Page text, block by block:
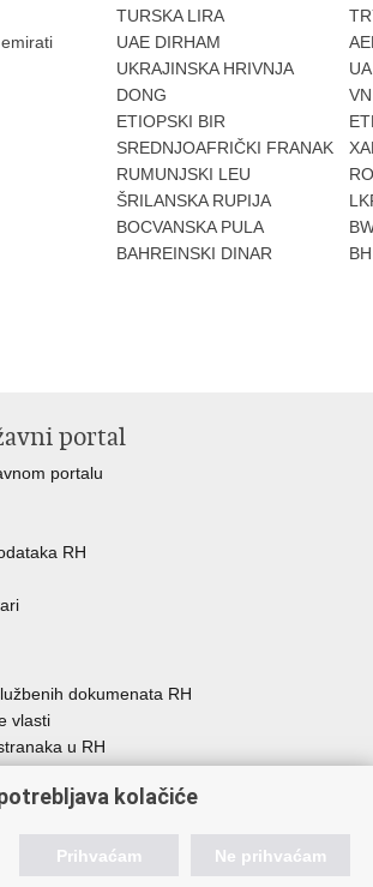
TURSKA LIRA
UAE DIRHAM
UKRAJINSKA HRIVNJA
DONG
ETIOPSKI BIR
SREDNJOAFRIČKI FRANAK
RUMUNJSKI LEU
ŠRILANSKA RUPIJA
BOCVANSKA PULA
BAHREINSKI DINAR
portal
portalu
RH
dokumenata RH
vlasti
u RH
uprave
kolačiće
Prihvaćam Ne prihvaćam